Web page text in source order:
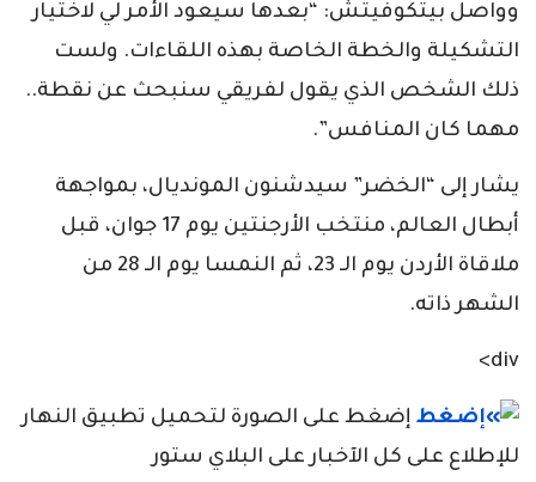
وواصل بيتكوفيتش: “بعدها سيعود الأمر لي لاختيار
التشكيلة والخطة الخاصة بهذه اللقاءات. ولست
ذلك الشخص الذي يقول لفريقي سنبحث عن نقطة..
مهما كان المنافس”.
يشار إلى “الخضر” سيدشنون المونديال، بمواجهة
أبطال العالم، منتخب الأرجنتين يوم 17 جوان، قبل
ملاقاة الأردن يوم الـ 23، ثم النمسا يوم الـ 28 من
الشهر ذاته.
div>
إضغط على الصورة لتحميل تطبيق النهار
للإطلاع على كل الآخبار على البلاي ستور